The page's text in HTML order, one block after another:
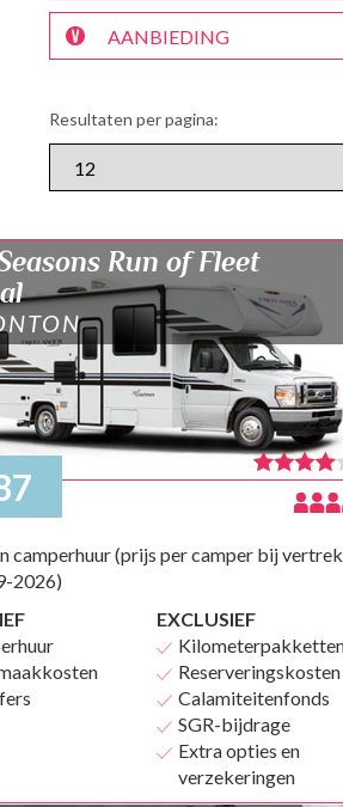
Resultaten per pagina:
Run of Fleet
camperhuur (prijs per camper bij vertrek
2026)
EXCLUSIEF
Reserveringskosten
Calamiteitenfonds
SGR-bijdrage
Extra opties en
verzekeringen